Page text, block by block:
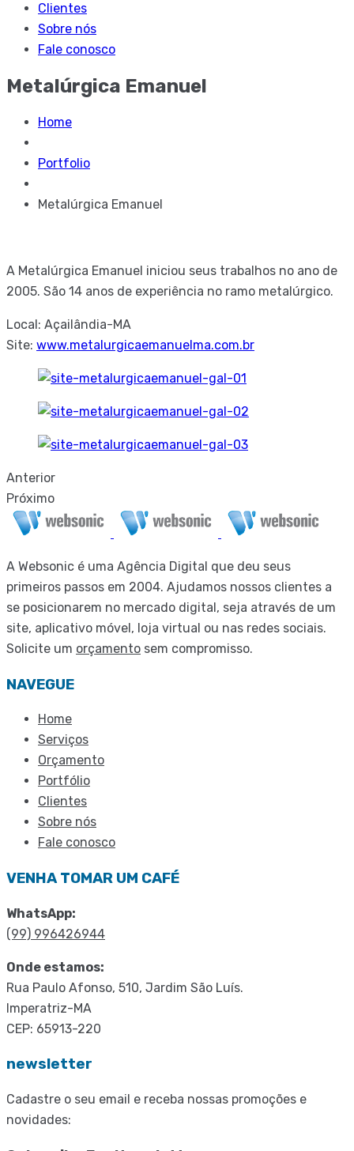
Clientes
Sobre nós
Fale conosco
Metalúrgica Emanuel
Home
Portfolio
Metalúrgica Emanuel
A Metalúrgica Emanuel iniciou seus trabalhos no ano de
2005. São 14 anos de experiência no ramo metalúrgico.
Local: Açailândia-MA
Site: www.metalurgicaemanuelma.com.br
Anterior
Próximo
A Websonic é uma Agência Digital que deu seus
primeiros passos em 2004. Ajudamos nossos clientes a
se posicionarem no mercado digital, seja através de um
site, aplicativo móvel, loja virtual ou nas redes sociais.
Solicite um orçamento sem compromisso.
NAVEGUE
Home
Serviços
Orçamento
Portfólio
Clientes
Sobre nós
Fale conosco
VENHA TOMAR UM CAFÉ
WhatsApp:
(99) 996426944
Onde estamos:
Rua Paulo Afonso, 510, Jardim São Luís.
Imperatriz-MA
CEP: 65913-220
newsletter
Cadastre o seu email e receba nossas promoções e
novidades: